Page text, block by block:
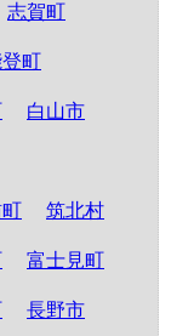
志賀町
町
白山市
筑北村
富士見町
長野市